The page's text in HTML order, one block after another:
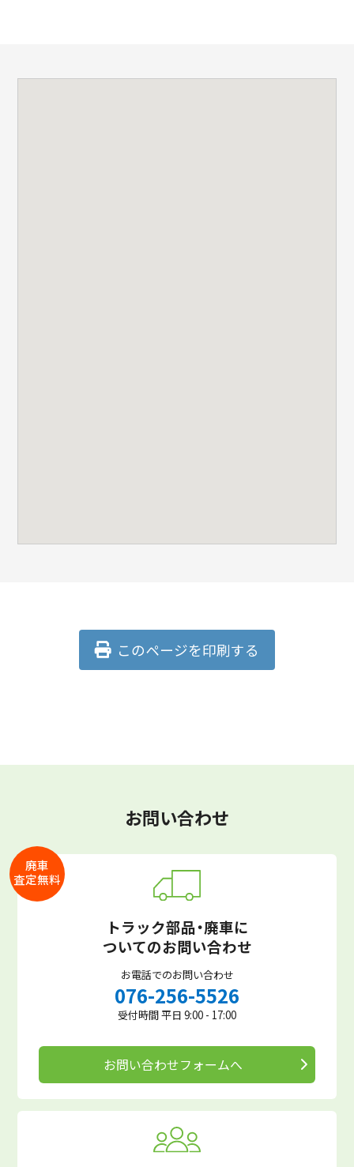
このページを印刷する
お問い合わせ
廃車
査定無料
トラック部品・廃車に
ついてのお問い合わせ
お電話でのお問い合わせ
076-256-5526
受付時間 平日 9:00 - 17:00
お問い合わせフォームへ